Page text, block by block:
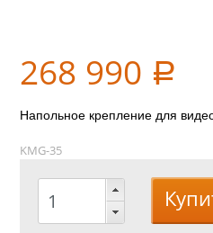
268 990 Р
Напольное крепление для
KMG-35